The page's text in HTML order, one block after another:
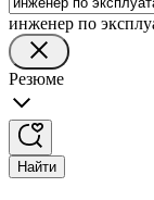
инженер по
Резюме
Найти